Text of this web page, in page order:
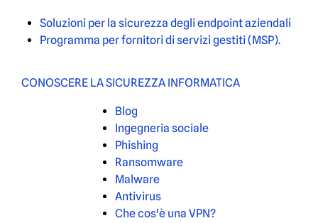
Soluzioni per la sicurezza degli endpoint aziendali
Programma per fornitori di servizi gestiti (MSP).
CONOSCERE LA SICUREZZA INFORMATICA
Blog
Ingegneria sociale
Phishing
Ransomware
Malware
Antivirus
Che cos'è una VPN?